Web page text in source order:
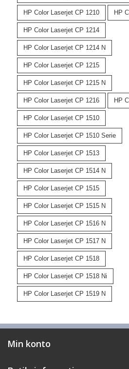
HP Color Laserjet CP 1210 HP
HP Color Laserjet CP 1214
HP Color Laserjet CP 1214 N
HP Color Laserjet CP 1215
HP Color Laserjet CP 1215 N
HP Color Laserjet CP 1216 HP
HP Color Laserjet CP 1510
HP Color Laserjet CP 1510 Serie
HP Color Laserjet CP 1513
HP Color Laserjet CP 1514 N
HP Color Laserjet CP 1515
HP Color Laserjet CP 1515 N
HP Color Laserjet CP 1516 N
HP Color Laserjet CP 1517 N
HP Color Laserjet CP 1518
HP Color Laserjet CP 1518 Ni
HP Color Laserjet CP 1519 N
Min konto